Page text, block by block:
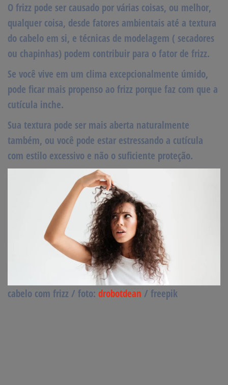
O frizz pode ser causado por várias coisas, ou melhor,
qualquer coisa, desde fatores ambientais até a textura
do cabelo em si, e técnicas de modelagem ( secadores
ou chapinhas) podem contribuir para o fator de frizz.
Se você vive em um clima excepcionalmente úmido,
pode ficar mais propenso ao frizz porque faz com que a
cutícula inche.
Sua textura pode ser mais aberta naturalmente
também, ou você pode estar estressando a cutícula
com estilo excessivo e não o suficiente proteção.
cabelo com frizz / foto: drobotdean / freepik